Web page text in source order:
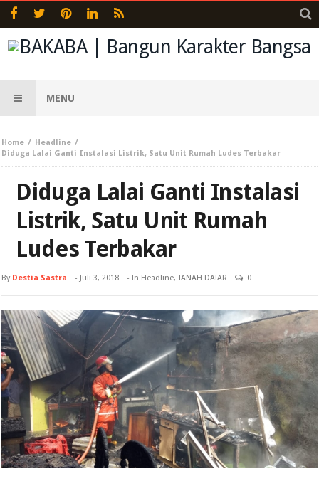
MENU
Home
Headline
Diduga Lalai Ganti Instalasi Listrik, Satu Unit Rumah Ludes Terbakar
Diduga Lalai Ganti Instalasi
Listrik, Satu Unit Rumah
Ludes Terbakar
By Destia Sastra - Juli 3, 2018 - In Headline,TANAH DATAR 0